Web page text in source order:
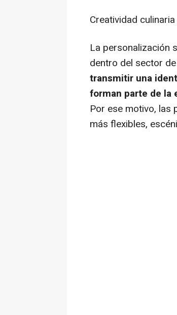
Creatividad
La personalización
dentro del sector
transmitir una
forman parte de la
Por ese motivo, las
más flexibles,